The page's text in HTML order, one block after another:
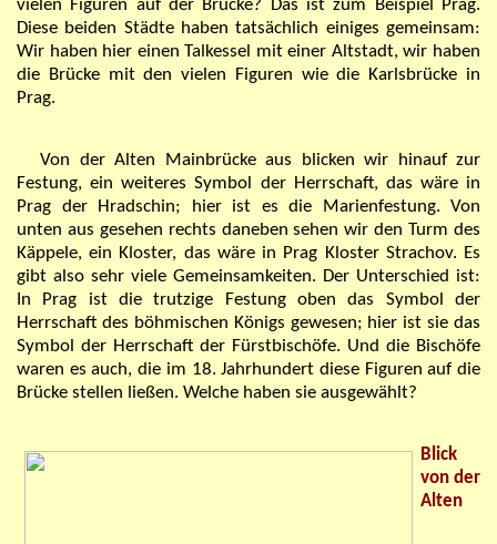
vielen Figuren auf der Brücke? Das ist zum Beispiel Prag.
Diese beiden Städte haben tatsächlich einiges gemeinsam:
Wir haben hier einen Talkessel mit einer Altstadt, wir haben
die Brücke mit den vielen Figuren wie die Karlsbrücke in
Prag.
Von der Alten Mainbrücke aus blicken wir hinauf zur
Festung, ein weiteres Symbol der Herrschaft, das wäre in
Prag der Hradschin; hier ist es die Marienfestung. Von
unten aus gesehen rechts daneben sehen wir den Turm des
Käppele, ein Kloster, das wäre in Prag Kloster Strachov. Es
gibt also sehr viele Gemeinsamkeiten. Der Unterschied ist:
In Prag ist die trutzige Festung oben das Symbol der
Herrschaft des böhmischen Königs gewesen; hier ist sie das
Symbol der Herrschaft der Fürstbischöfe. Und die Bischöfe
waren es auch, die im 18. Jahrhundert diese Figuren auf die
Brücke stellen ließen. Welche haben sie ausgewählt?
Blick
von der
Alten